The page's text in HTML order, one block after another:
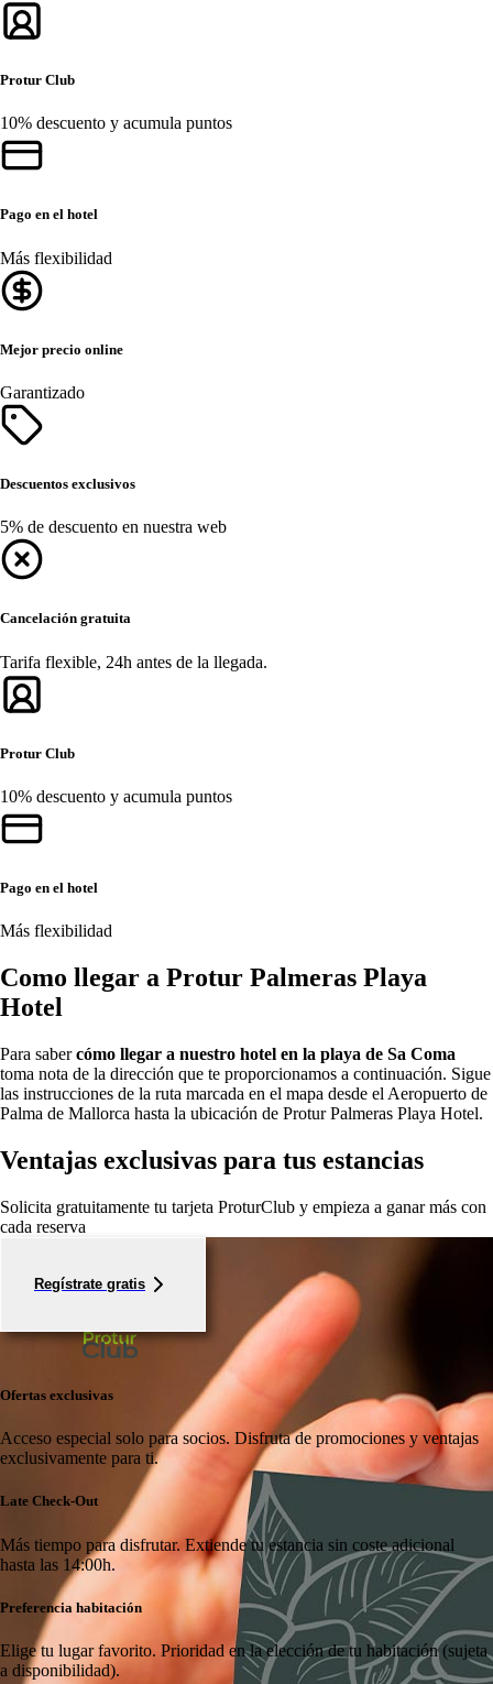
Protur Club
10% descuento y acumula puntos
Pago en el hotel
Más flexibilidad
Mejor precio online
Garantizado
Descuentos exclusivos
5% de descuento en nuestra web
Cancelación gratuita
Tarifa flexible, 24h antes de la llegada.
Protur Club
10% descuento y acumula puntos
Pago en el hotel
Más flexibilidad
Como llegar a Protur Palmeras Playa
Hotel
Para sabercómo llegar a nuestro hotel en la playa de Sa Coma
toma nota de la dirección que te proporcionamos a continuación. Sigue
las instrucciones de la ruta marcada en el mapa desde el Aeropuerto de
Palma de Mallorca hasta la ubicación de Protur Palmeras Playa Hotel.
Ventajas exclusivas para tus estancias
Solicita gratuitamente tu tarjeta ProturClub y empieza a ganar más con
cada reserva
Regístrate gratis
Ofertas exclusivas
Acceso especial solo para socios. Disfruta de promociones y ventajas
exclusivamente para ti.
Late Check-Out
Más tiempo para disfrutar. Extiende tu estancia sin coste adicional
hasta las 14:00h.
Preferencia habitación
Elige tu lugar favorito. Prioridad en la elección de tu habitación (sujeta
a disponibilidad).